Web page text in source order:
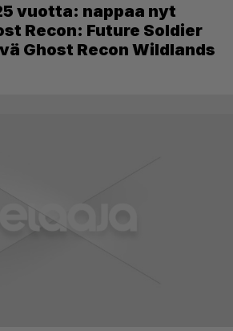
vuotta: nappaa nyt
Recon: Future Soldier
Ghost Recon Wildlands